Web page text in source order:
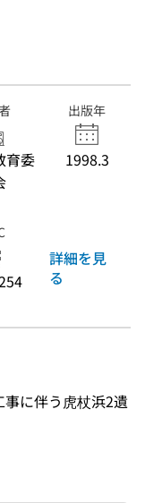
育委
出版年
1998.3
詳細を見
る
に伴う虎杖浜2遺